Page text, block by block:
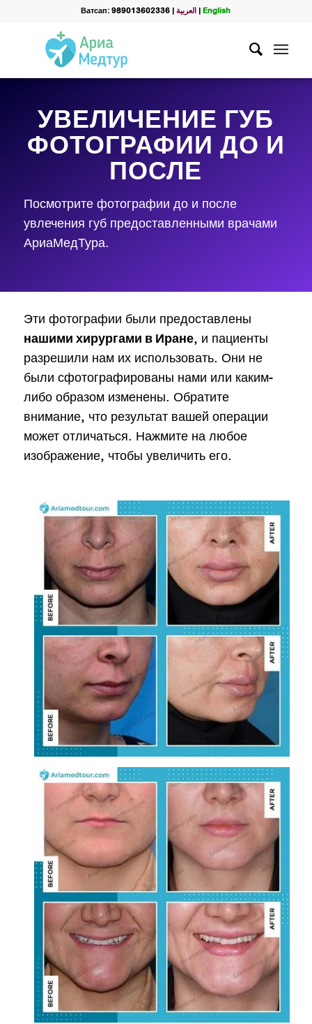
Ватсап: 989013602336 |العربية |English
УВЕЛИЧЕНИЕ ГУБ
ФОТОГРАФИИ ДО И
ПОСЛЕ
Посмотрите фотографии до и после
увлечения губ предоставленными врачами
АриаМедТура.
Эти фотографии были предоставлены
нашими хирургами в Иране, и пациенты
разрешили нам их использовать. Они не
были сфотографированы нами или каким-
либо образом изменены. Обратите
внимание, что результат вашей операции
может отличаться. Нажмите на любое
изображение, чтобы увеличить его.